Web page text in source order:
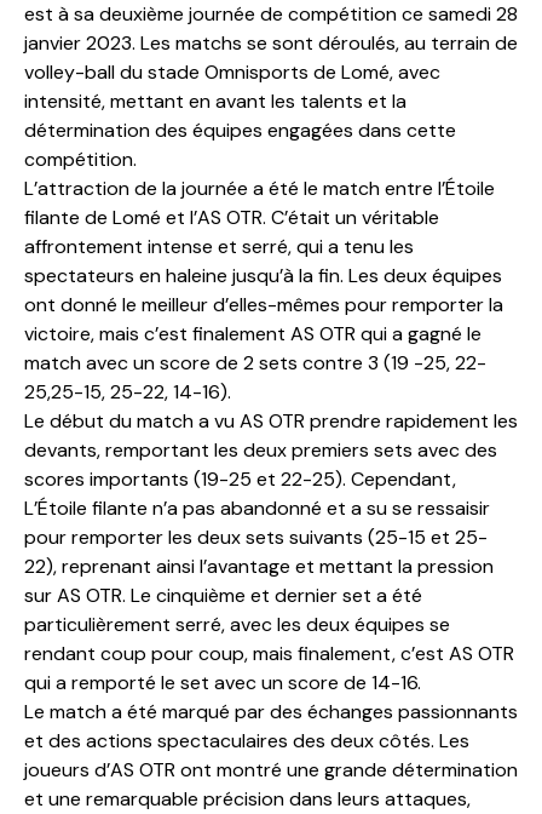
est à sa deuxième journée de compétition ce samedi 28
janvier 2023. Les matchs se sont déroulés, au terrain de
volley-ball du stade Omnisports de Lomé, avec
intensité, mettant en avant les talents et la
détermination des équipes engagées dans cette
compétition.
L’attraction de la journée a été le match entre l’Étoile
filante de Lomé et l’AS OTR. C’était un véritable
affrontement intense et serré, qui a tenu les
spectateurs en haleine jusqu’à la fin. Les deux équipes
ont donné le meilleur d’elles-mêmes pour remporter la
victoire, mais c’est finalement AS OTR qui a gagné le
match avec un score de 2 sets contre 3 (19 -25, 22-
25,25-15, 25-22, 14-16).
Le début du match a vu AS OTR prendre rapidement les
devants, remportant les deux premiers sets avec des
scores importants (19-25 et 22-25). Cependant,
L’Étoile filante n’a pas abandonné et a su se ressaisir
pour remporter les deux sets suivants (25-15 et 25-
22), reprenant ainsi l’avantage et mettant la pression
sur AS OTR. Le cinquième et dernier set a été
particulièrement serré, avec les deux équipes se
rendant coup pour coup, mais finalement, c’est AS OTR
qui a remporté le set avec un score de 14-16.
Le match a été marqué par des échanges passionnants
et des actions spectaculaires des deux côtés. Les
joueurs d’AS OTR ont montré une grande détermination
et une remarquable précision dans leurs attaques,